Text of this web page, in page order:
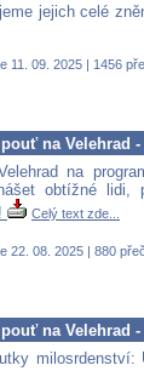
jejich celé
11. 09. 2025 | 1456
na Velehrad -
na
obtížné
Celý text zde...
22. 08. 2025 | 880
na Velehrad -